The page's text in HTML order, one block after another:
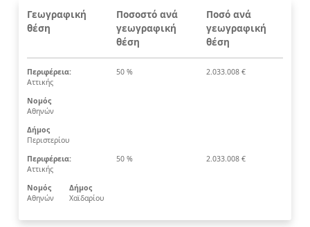
Γεωγραφική
θέση
Ποσοστό ανά
γεωγραφική
θέση
Ποσό ανά
γεωγραφική
θέση
Περιφέρεια:
Αττικής
Νομός
Αθηνών
Δήμος
Περιστερίου
50 % 2.033.008 €
Περιφέρεια:
Αττικής
Νομός
Αθηνών
Δήμος
Χαϊδαρίου
50 % 2.033.008 €